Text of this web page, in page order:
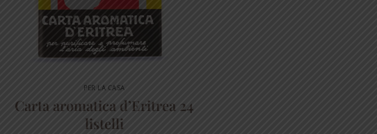
PER LA CASA
Carta aromatica d’Eritrea 24
listelli